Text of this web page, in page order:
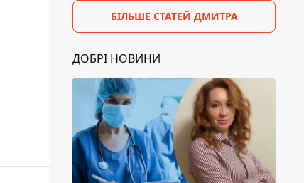
БІЛЬШЕ СТАТЕЙ ДМИТРА
ДОБРІ НОВИНИ